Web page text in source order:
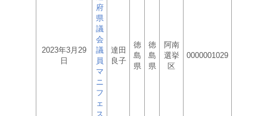
2023年3月29
日
府
県
議
会
議
員
マ
ニ
フ
ェ
ス
達田
良子
徳
島
県
徳
島
県
阿南
選挙
区
0000001029